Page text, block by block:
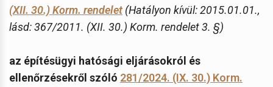
(XII. 30.) Korm. rendelet (Hatályon kívül: 2015.01.01.,
lásd: 367/2011. (XII. 30.) Korm. rendelet 3. §)
az építésügyi hatósági eljárásokról és
ellenőrzésekről szóló 281/2024. (IX. 30.) Korm.